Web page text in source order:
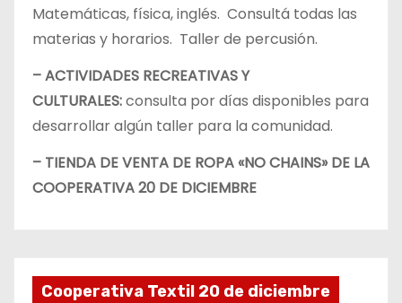
Matemáticas, física, inglés. Consultá todas las
materias y horarios. Taller de percusión.
– ACTIVIDADES RECREATIVAS Y
CULTURALES:consulta por días disponibles para
desarrollar algún taller para la comunidad.
– TIENDA DE VENTA DE ROPA «NO CHAINS» DE LA
COOPERATIVA 20 DE DICIEMBRE
Cooperativa Textil 20 de diciembre